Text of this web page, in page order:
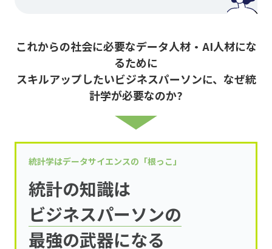
これからの社会に必要なデータ人材・AI人材にな
るために
スキルアップしたいビジネスパーソンに、なぜ統
計学が必要なのか?
統計学はデータサイエンスの「根っこ」
統計の知識は
ビジネスパーソンの
最強の武器になる